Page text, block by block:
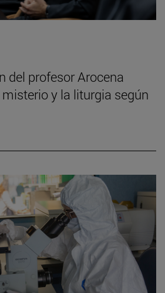
del profesor Arocena
y la liturgia según